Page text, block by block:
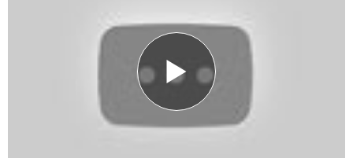
Selectie accepteren
Alle cookies accepteren